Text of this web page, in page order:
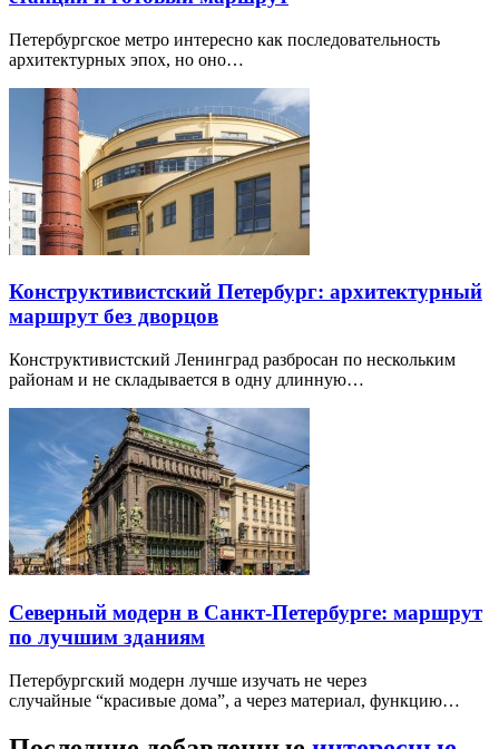
Петербургское метро интересно как последовательность
архитектурных эпох, но оно…
Конструктивистский Петербург: архитектурный
маршрут без дворцов
Конструктивистский Ленинград разбросан по нескольким
районам и не складывается в одну длинную…
Северный модерн в Санкт-Петербурге: маршрут
по лучшим зданиям
Петербургский модерн лучше изучать не через
случайные “красивые дома”, а через материал, функцию…